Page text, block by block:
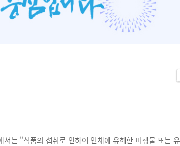
제도소개
법
는 "식품의 섭취로 인하여 인체에 유해한 미생물 또는